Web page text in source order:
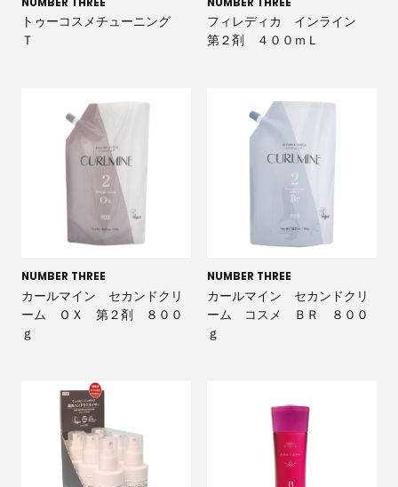
トゥーコスメチューニング
Ｔ
フィレディカ インライン
第２剤 ４００ｍＬ
NUMBER THREE
カールマイン セカンドクリ
ーム ＯＸ 第２剤 ８００
ｇ
NUMBER THREE
カールマイン セカンドクリ
ーム コスメ ＢＲ ８００
ｇ